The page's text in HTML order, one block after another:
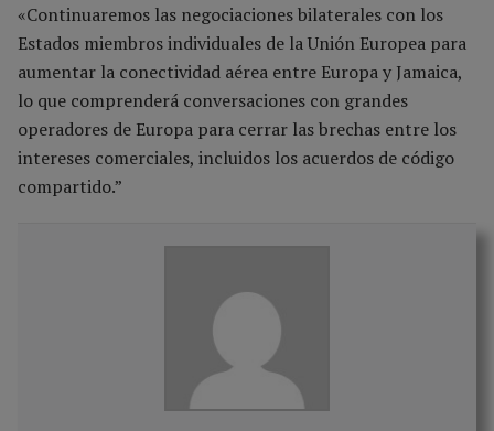
«Continuaremos las negociaciones bilaterales con los
Estados miembros individuales de la Unión Europea para
aumentar la conectividad aérea entre Europa y Jamaica,
lo que comprenderá conversaciones con grandes
operadores de Europa para cerrar las brechas entre los
intereses comerciales, incluidos los acuerdos de código
compartido.”